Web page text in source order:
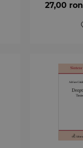
27,00 ron